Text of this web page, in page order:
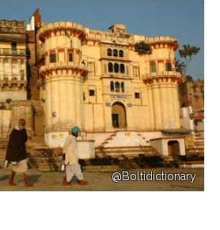
@Boltidictionary